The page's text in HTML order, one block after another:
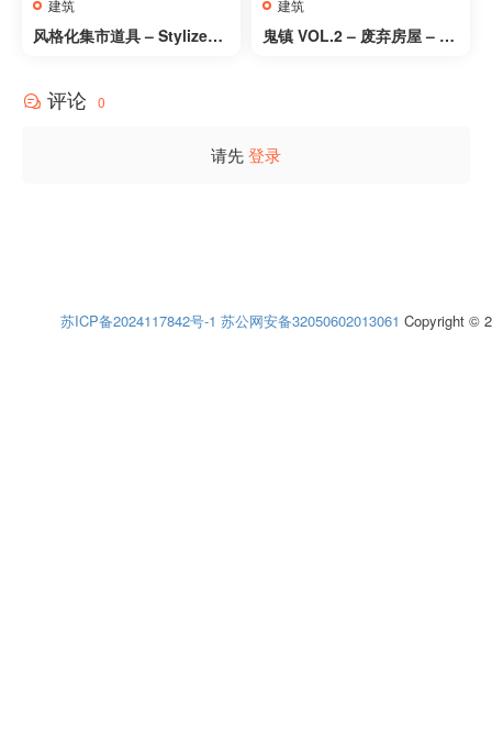
建筑
风格化集市道具 – Stylized
建筑
鬼镇 VOL.2 – 废弃房屋 – G
评论 0
请先登录
苏ICP备2024117842号-1 苏公网安备32050602013061 Copyright ©